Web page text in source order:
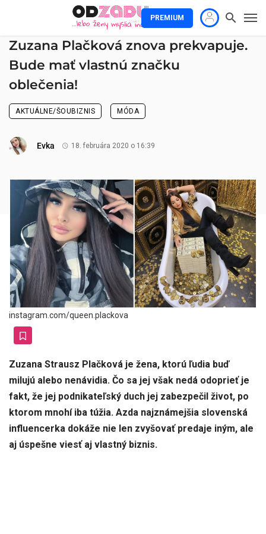
PREMIUM
Zuzana Plačková znova prekvapuje.
Bude mať vlastnú značku
oblečenia!
AKTUÁLNE/ŠOUBIZNIS MÓDA
Evka 18. februára 2020 o 16:39
instagram.com/queen.plackova
Zuzana Strausz Plačková je žena, ktorú ľudia buď
milujú alebo nenávidia. Čo sa jej však nedá odoprieť je
fakt, že jej podnikateľský duch jej zabezpečil život, po
ktorom mnohí iba túžia. Azda najznámejšia slovenská
influencerka dokáže nie len zvyšovať predaje iným, ale
aj úspešne viesť aj vlastný biznis.